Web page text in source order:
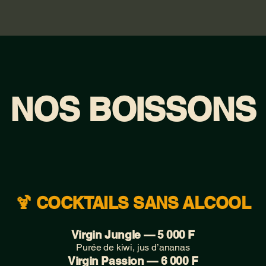
NOS BOISSONS
🍹 COCKTAILS SANS ALCOOL
Virgin Jungle — 5 000 F
Purée de kiwi, jus d’ananas
Virgin Passion — 6 000 F